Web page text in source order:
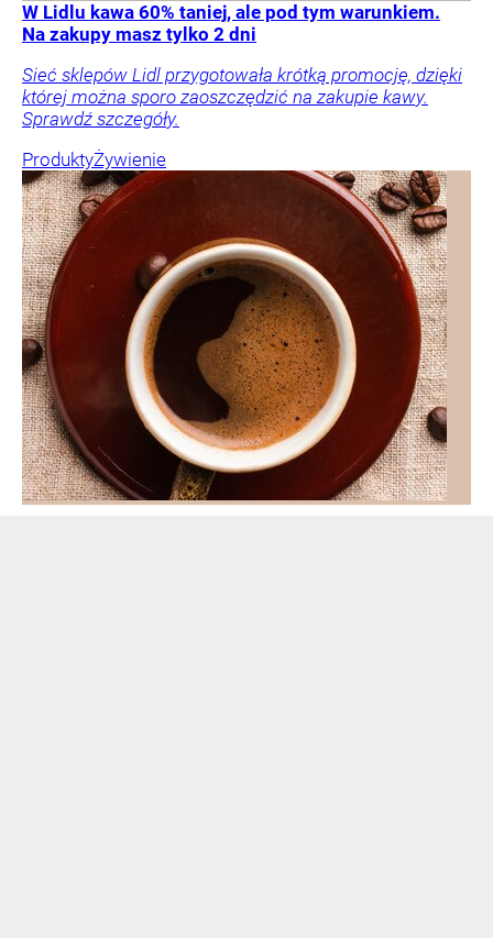
W Lidlu kawa 60% taniej, ale pod tym warunkiem.
Na zakupy masz tylko 2 dni
Sieć sklepów Lidl przygotowała krótką promocję, dzięki
której można sporo zaoszczędzić na zakupie kawy.
Sprawdź szczegóły.
ProduktyŻywienie